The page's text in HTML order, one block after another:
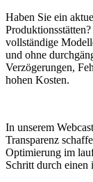
Haben Sie ein
vollständige
und ohne
Verzögerungen,
hohen Kosten.
In unserem
Transparenz
Optimierung im
Schritt durch